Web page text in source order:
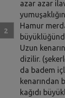
azar azar
Hamur
Uzun
dizilir.
da badem
kenarından
kağıdı